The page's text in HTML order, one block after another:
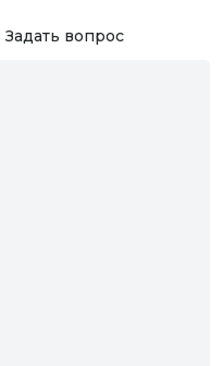
Задать вопрос